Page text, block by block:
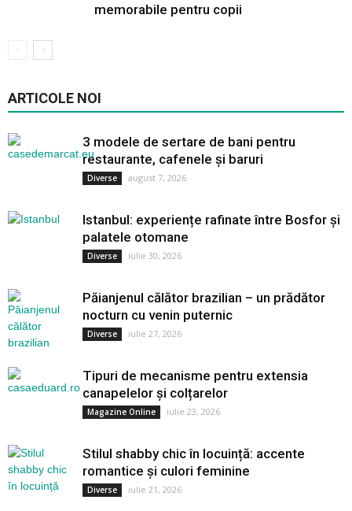
memorabile pentru copii
ARTICOLE NOI
3 modele de sertare de bani pentru
restaurante, cafenele și baruri
Diverse august 7, 2026
Istanbul: experiențe rafinate între Bosfor și
palatele otomane
Diverse iulie 30, 2026
Păianjenul călător brazilian – un prădător
nocturn cu venin puternic
Diverse iulie 27, 2026
Tipuri de mecanisme pentru extensia
canapelelor și colțarelor
Magazine Online iulie 23, 2026
Stilul shabby chic în locuință: accente
romantice și culori feminine
Diverse iulie 21, 2026